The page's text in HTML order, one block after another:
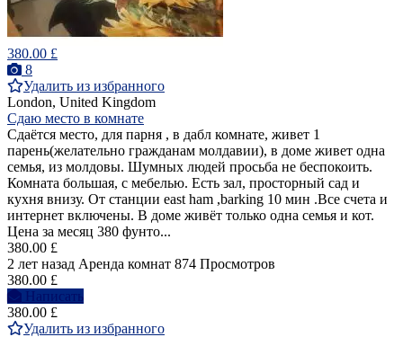
380.00 £
8
Удалить из избранного
London, United Kingdom
Сдаю место в комнате
Сдаётся место, для парня , в дабл комнате, живет 1
парень(желательно гражданам молдавии), в доме живет одна
семья, из молдовы. Шумных людей просьба не беспокоить.
Комната большая, с мебелью. Есть зал, просторный сад и
кухня внизу. От станции east ham ,barking 10 мин .Все счета и
интернет включены. В доме живёт только одна семья и кот.
Цена за месяц 380 фунто...
380.00 £
2 лет назад Аренда комнат 874 Просмотров
380.00 £
Написать
380.00 £
Удалить из избранного